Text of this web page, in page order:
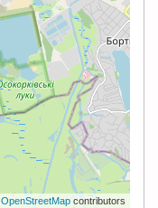
OpenStreetMap contributors